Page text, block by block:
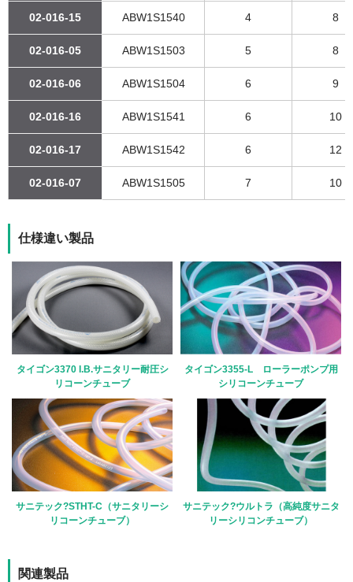
02-016-15 ABW1S1540 4 8
02-016-05 ABW1S1503 5 8
02-016-06 ABW1S1504 6 9
02-016-16 ABW1S1541 6 10
02-016-17 ABW1S1542 6 12
02-016-07 ABW1S1505 7 10
仕様違い製品
タイゴン3370 I.B.サニタリー耐圧シ
リコーンチューブ
タイゴン3355-L ローラーポンプ用
シリコーンチューブ
サニテック?STHT-C（サニタリーシ
リコーンチューブ）
サニテック?ウルトラ（高純度サニタ
リーシリコンチューブ）
関連製品